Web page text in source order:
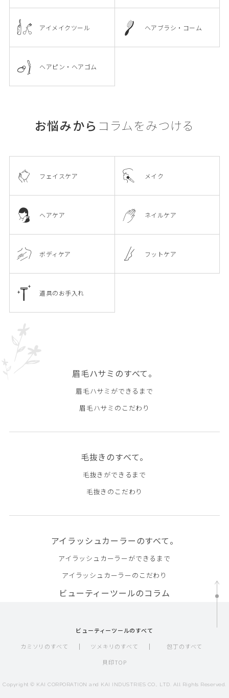
アイメイクツール ヘアブラシ・コーム
ヘアピン・ヘアゴム
お悩みから コラムをみつける
フェイスケア メイク
ヘアケア ネイルケア
ボディケア フットケア
道具のお手入れ
眉毛ハサミのすべて。
眉毛ハサミができるまで
眉毛ハサミのこだわり
毛抜きのすべて。
毛抜きができるまで
毛抜きのこだわり
アイラッシュカーラーのすべて。
アイラッシュカーラーができるまで
アイラッシュカーラーのこだわり
ビューティーツールのコラム
ビューティーツールのすべて
カミソリのすべて
ツメキリのすべて
包丁のすべて
貝印TOP
Copyright © KAI CORPORATION and KAI INDUSTRIES CO., LTD. All Rights Reserved.